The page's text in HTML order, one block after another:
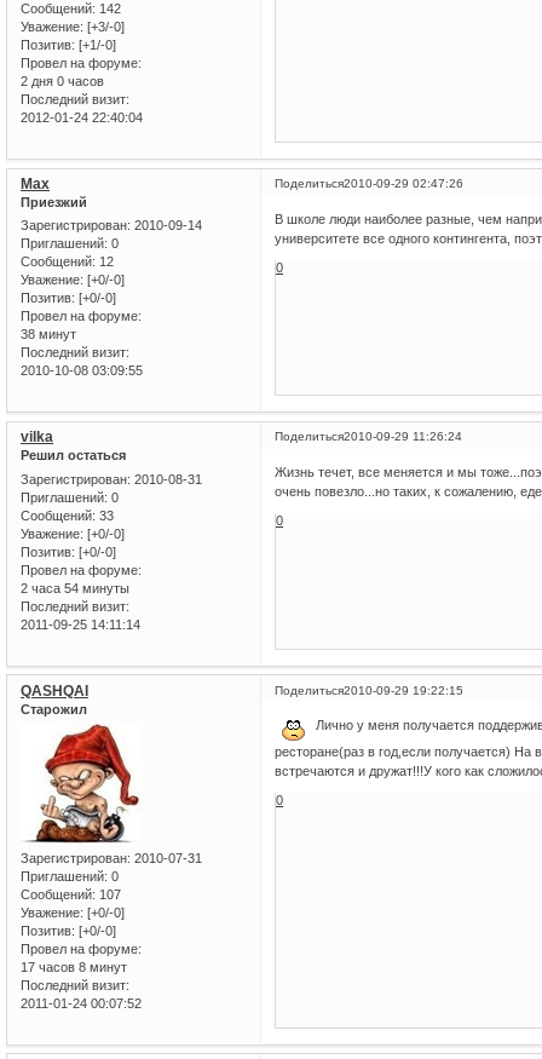
Сообщений: 142
Уважение: [+3/-0]
Позитив: [+1/-0]
Провел на форуме:
2 дня 0 часов
Последний визит:
2012-01-24 22:40:04
Поделиться2010-09-29 02:47:26
Max
Приезжий
Зарегистрирован: 2010-09-14
Приглашений: 0
Сообщений: 12
Уважение: [+0/-0]
Позитив: [+0/-0]
Провел на форуме:
38 минут
Последний визит:
2010-10-08 03:09:55
В школе люди наиболее разные, чем
университете все одного контингента,
0
Поделиться2010-09-29 11:26:24
vilka
Решил остаться
Зарегистрирован: 2010-08-31
Приглашений: 0
Сообщений: 33
Уважение: [+0/-0]
Позитив: [+0/-0]
Провел на форуме:
2 часа 54 минуты
Последний визит:
2011-09-25 14:11:14
Жизнь течет, все меняется и мы
очень повезло...но таких, к сожалению,
0
Поделиться2010-09-29 19:22:15
QASHQAI
Старожил
Зарегистрирован: 2010-07-31
Приглашений: 0
Сообщений: 107
Уважение: [+0/-0]
Позитив: [+0/-0]
Провел на форуме:
17 часов 8 минут
Последний визит:
2011-01-24 00:07:52
Лично у меня получается
ресторане(раз в год,если получается) На
встречаются и дружат!!!У кого как
0